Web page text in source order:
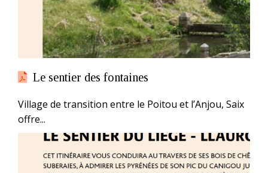
Le sentier des fontaines
Village de transition entre le Poitou et l’Anjou, Saix
offre...